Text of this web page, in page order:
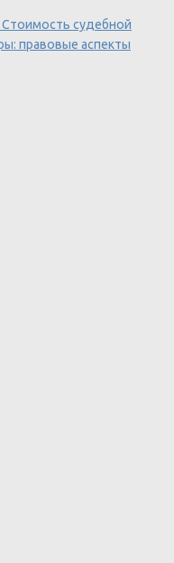
Стоимость судебной
правовые аспекты